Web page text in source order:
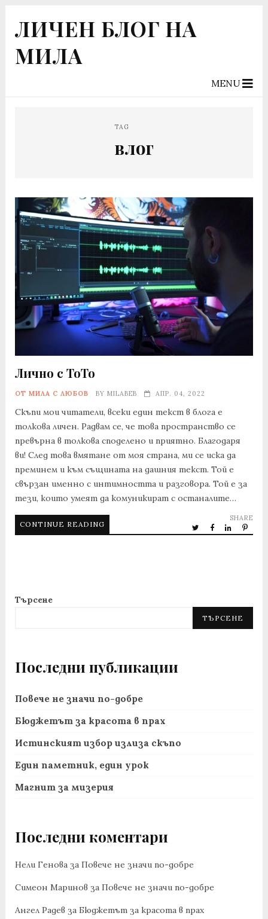
ЛИЧЕН БЛОГ НА
МИЛА
MENU
TAG
влог
Лично с ТоТо
ОТ МИЛА С ЛЮБОВ BY MILABEB АПР. 04, 2022
Скъпи мои читатели, всеки един текст в блога е
толкова личен. Радвам се, че това пространство се
превърна в толкова споделено и приятно. Благодаря
ви! След това вмятане от моя страна, ми се иска да
преминем и към същината на дашния текст. Той е
свързан именно с интимността и разговора. Той е за
тези, които умеят да комуникират с останалите…
CONTINUE READING
SHARE
Търсене
ТЪРСЕНЕ
Последни публикации
Повече не значи по-добре
Бюджетът за красота в прах
Истинският избор излиза скъпо
Един паметник, един урок
Магнит за мизерия
Последни коментари
Нели Геноваза Повече не значи по-добре
Симеон Маринов за Повече не значи по-добре
Ангел Радев за Бюджетът за красота в прах